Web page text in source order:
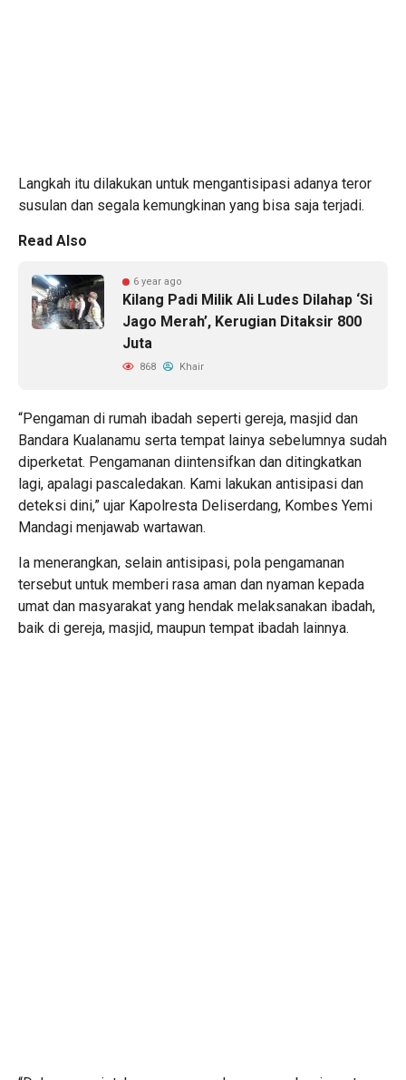
Langkah itu dilakukan untuk mengantisipasi adanya teror
susulan dan segala kemungkinan yang bisa saja terjadi.
Read Also
6 year ago
Kilang Padi Milik Ali Ludes Dilahap ‘Si
Jago Merah’, Kerugian Ditaksir 800
Juta
868 Khair
“Pengaman di rumah ibadah seperti gereja, masjid dan
Bandara Kualanamu serta tempat lainya sebelumnya sudah
diperketat. Pengamanan diintensifkan dan ditingkatkan
lagi, apalagi pascaledakan. Kami lakukan antisipasi dan
deteksi dini,” ujar Kapolresta Deliserdang, Kombes Yemi
Mandagi menjawab wartawan.
Ia menerangkan, selain antisipasi, pola pengamanan
tersebut untuk memberi rasa aman dan nyaman kepada
umat dan masyarakat yang hendak melaksanakan ibadah,
baik di gereja, masjid, maupun tempat ibadah lainnya.